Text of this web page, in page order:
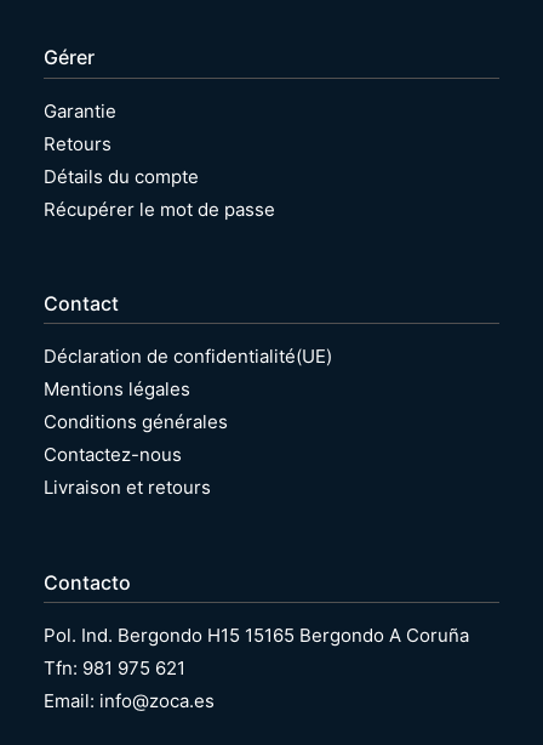
Gérer
Garantie
Retours
Détails du compte
Récupérer le mot de passe
Contact
Déclaration de confidentialité(UE)
Mentions légales
Conditions générales
Contactez-nous
Livraison et retours
Contacto
Pol. Ind. Bergondo H15 15165 Bergondo A Coruña
Tfn: 981 975 621
Email: info@zoca.es